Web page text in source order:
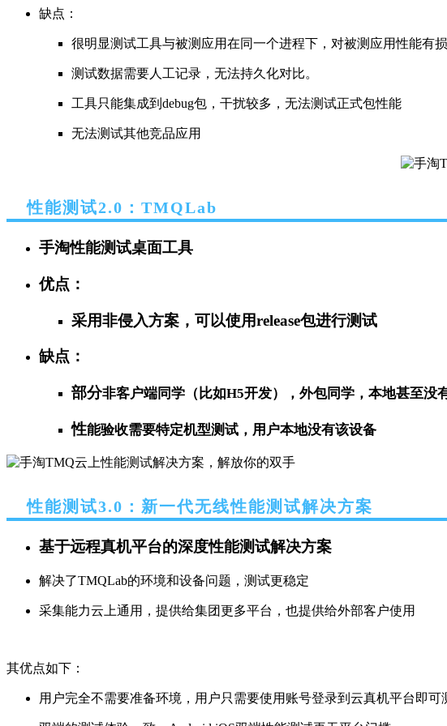
缺点：
很明显测试工具与被测应用在同一个进程下，对被测应用性能有损
测试数据需要人工记录，无法持久化对比。
工具只能集成到debug包，干扰较多，无法测试正式包性能
无法测试其他竞品应用
性能测试2.0：TMQLab
手淘性能测试桌面工具
优点：
采用非侵入方案，可以使用release包进行测试
缺点：
部分非客户端同学（比如H5开发），外包同学，本地甚至没
性能验收需要特定机型测试，用户本地没有该设备
性能测试3.0：新一代无线性能测试解决方案
基于远程真机平台的深度性能测试解决方案
解决了TMQLab的环境和设备问题，测试更稳定
采集能力云上通用，提供给集团更多平台，也提供给外部客户使用
其优点如下：
用户完全不需要准备环境，用户只需要使用账号登录到云真机平台即可